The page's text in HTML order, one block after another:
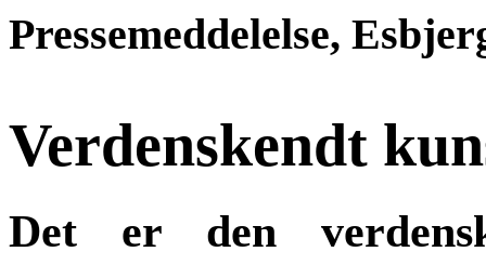
Pressemeddelelse,
Verdenskendt
Det er den